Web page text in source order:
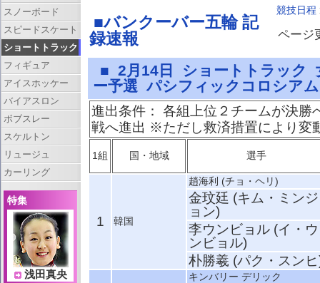
■バンクーバー五輪 記
録速報
競技日程
ページ
■ 2月14日 ショートトラック
ー予選 パシフィックコロシア
進出条件： 各組上位２チームが決勝
戦へ進出 ※ただし救済措置により変
1組 国・地域 選手
1 韓国
趙海利 (チョ・ヘリ)
金玟廷 (キム・ミンジ
ョン)
李ウンビョル (イ・ウ
ンビョル)
朴勝羲 (パク・スン
キンバリー デリック
スノーボード
スピードスケート
ショートトラック
フィギュア
アイスホッケー
バイアスロン
ボブスレー
スケルトン
リュージュ
カーリング
特集
浅田真央